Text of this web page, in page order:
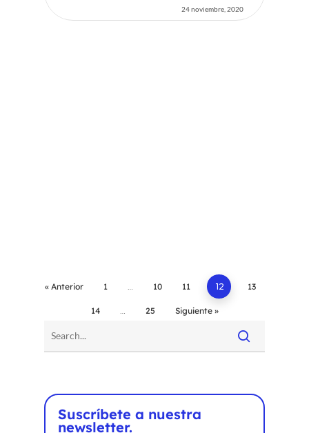
24 noviembre, 2020
« Anterior 1 … 10 11 12 13
14 … 25 Siguiente »
Suscríbete a nuestra
newsletter.